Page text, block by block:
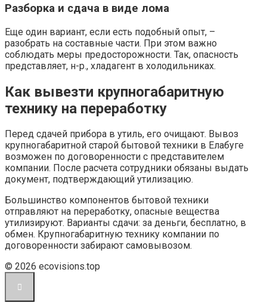
Разборка и сдача в виде лома
Еще один вариант, если есть подобный опыт, –
разобрать на составные части. При этом важно
соблюдать меры предосторожности. Так, опасность
представляет, н-р., хладагент в холодильниках.
Как вывезти крупногабаритную
технику на переработку
Перед сдачей прибора в утиль, его очищают. Вывоз
крупногабаритной старой бытовой техники в Елабуге
возможен по договоренности с представителем
компании. После расчета сотрудники обязаны выдать
документ, подтверждающий утилизацию.
Большинство компонентов бытовой техники
отправляют на переработку, опасные вещества
утилизируют. Варианты сдачи: за деньги, бесплатно, в
обмен. Крупногабаритную технику компании по
договоренности забирают самовывозом.
© 2026 ecovisions.top